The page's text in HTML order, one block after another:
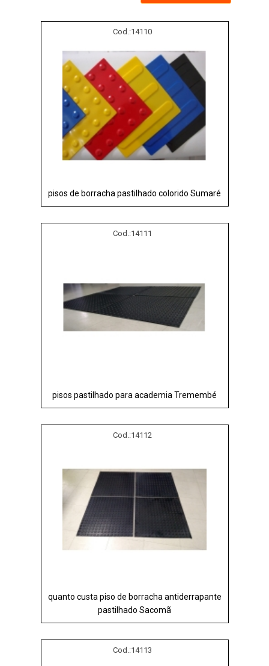
Cod.:14110
pisos de borracha pastilhado colorido Sumaré
Cod.:14111
pisos pastilhado para academia Tremembé
Cod.:14112
quanto custa piso de borracha antiderrapante
pastilhado Sacomã
Cod.:14113